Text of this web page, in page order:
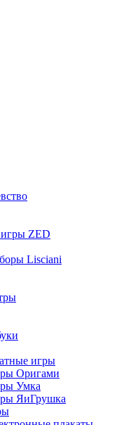
ZED
Lisciani
игры
Оригами
Умка
ЯиГрушка